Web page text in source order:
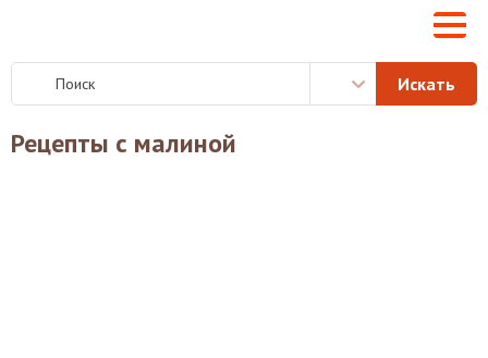
Рецепты с малиной